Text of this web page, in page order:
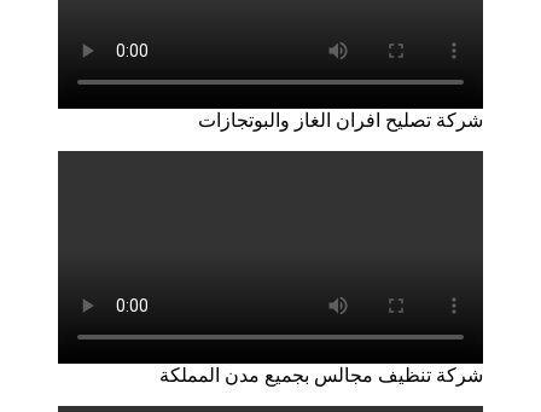
شركة تصليح افران الغاز والبوتجازات
شركة تنظيف مجالس بجميع مدن المملكة